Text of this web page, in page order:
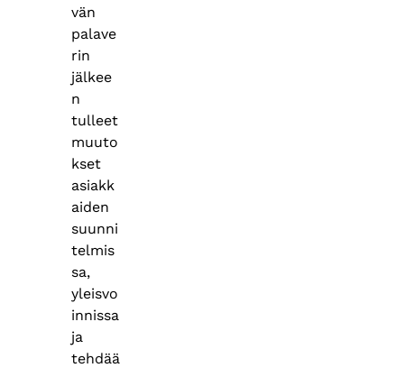
vän
palave
rin
jälkee
n
tulleet
muuto
kset
asiakk
aiden
suunni
telmis
sa,
yleisvo
innissa
ja
tehdää